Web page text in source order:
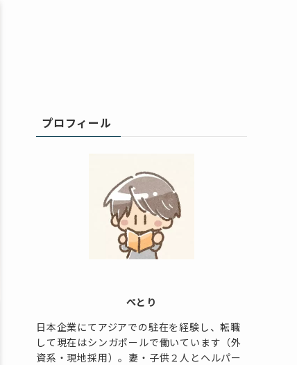
プロフィール
ぺとり
日本企業にてアジアでの駐在を経験し、転職
して現在はシンガポールで働いています（外
資系・現地採用）。妻・子供２人とヘルパー